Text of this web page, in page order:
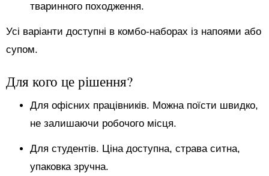
тваринного походження.
Усі варіанти доступні в комбо-наборах із напоями або
супом.
Для кого це рішення?
Для офісних працівників. Можна поїсти швидко,
не залишаючи робочого місця.
Для студентів. Ціна доступна, страва ситна,
упаковка зручна.